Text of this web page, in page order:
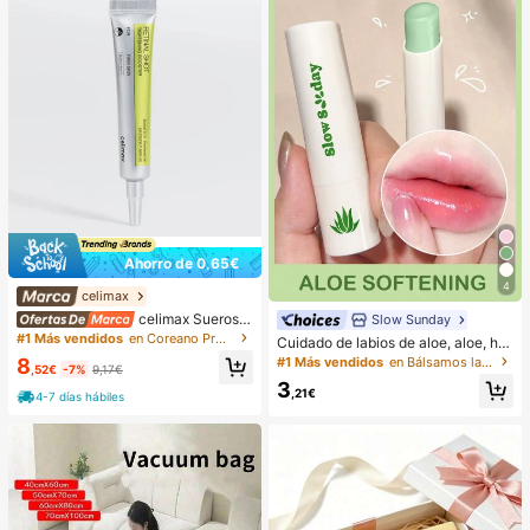
Ahorro de 0,65€
celimax
celimax Sueros y
tratamiento facial
#1 Más vendidos en Coreano Protección de la piel
8 ,52€ -7% 9,17€
4-7 días hábiles
4
Slow Sunday
Cuidado de labios de aloe, aloe, hid
ratante e hidratante, cuidado diario
abios, favor de frutas, buena opción
el cuidado de labios de verano
#1 Más vendidos en Bálsamos labiales Cuidado de los labios
3 ,21€